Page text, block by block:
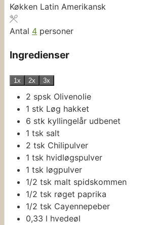
Køkken Latin Amerikansk
Antal 4 personer
Ingredienser
1x 2x 3x
2 spsk Olivenolie
1 stk Løg hakket
6 stk kyllingelår udbenet
1 tsk salt
2 tsk Chilipulver
1 tsk hvidløgspulver
1 tsk løgpulver
1/2 tsk malt spidskommen
1/2 tsk røget paprika
1/2 tsk Cayennepeber
0,33 l hvedeøl